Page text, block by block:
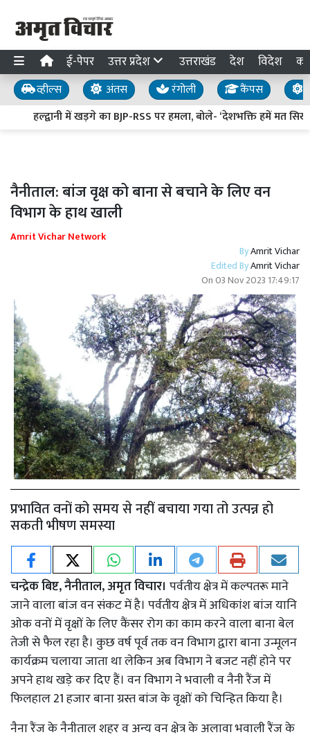
ई-पेपर उत्तर प्रदेश उत्तराखंड देश विदेश
व्हील्स अंतस रंगोली कैंपस
हल्द्वानी में खड़गे का BJP-RSS पर हमला, बोले- ‘देशभक्ति हमें मत
नैनीताल: बांज वृक्ष को बाना से बचाने के लिए वन
विभाग के हाथ खाली
Amrit Vichar Network
ByAmrit Vichar
Edited ByAmrit Vichar
On03 Nov 2023 17:49:17
प्रभावित वनों को समय से नहीं बचाया गया तो उत्पन्न हो
सकती भीषण समस्या
चन्द्रेक बिष्ट, नैनीताल, अमृत विचार। पर्वतीय क्षेत्र में कल्पतरू माने
जाने वाला बांज वन संकट में है। पर्वतीय क्षेत्र में अधिकांश बांज यानि
ओक वनों में वृक्षों के लिए कैंसर रोग का काम करने वाला बाना बेल
तेजी से फैल रहा है। कुछ वर्ष पूर्व तक वन विभाग द्वारा बाना उन्मूलन
कार्यक्रम चलाया जाता था लेकिन अब विभाग ने बजट नहीं होने पर
अपने हाथ खड़े कर दिए हैं। वन विभाग ने भवाली व नैनी रैंज में
फिलहाल 21 हजार बाना ग्रस्त बांज के वृक्षों को चिन्हित किया है।
नैना रैंज के नैनीताल शहर व अन्य वन क्षेत्र के अलावा भवाली रैंज के